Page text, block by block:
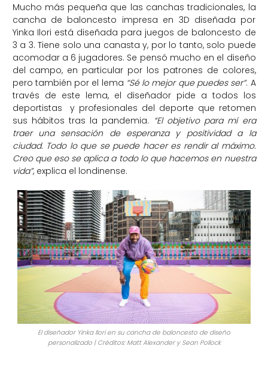
Mucho más pequeña que las canchas tradicionales, la
cancha de baloncesto impresa en 3D diseñada por
Yinka Ilori está diseñada para juegos de baloncesto de
3 a 3. Tiene solo una canasta y, por lo tanto, solo puede
acomodar a 6 jugadores. Se pensó mucho en el diseño
del campo, en particular por los patrones de colores,
pero también por el lema “Sé lo mejor que puedes ser”. A
través de este lema, el diseñador pide a todos los
deportistas y profesionales del deporte que retomen
sus hábitos tras la pandemia. “El objetivo para mí era
traer una sensación de esperanza y positividad a la
ciudad. Todo lo que se puede hacer es rendir al máximo.
Creo que eso se aplica a todo lo que hacemos en nuestra
vida”, explica el londinense.
El diseñador Yinka Ilori en su cancha de baloncesto de diseño
personalizado | Créditos: Matt Alexander y Sean Pollock